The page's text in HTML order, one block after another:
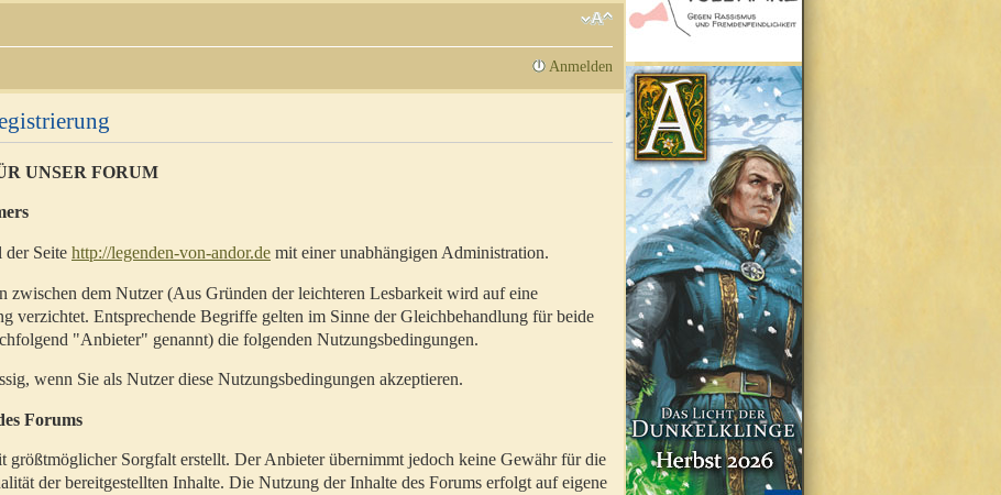
Anmelden
UNSER FORUM
der Seite http://legenden-von-andor.de mit einer unabhängigen Administration.
zwischen dem Nutzer (Aus Gründen der leichteren Lesbarkeit wird auf eine
verzichtet. Entsprechende Begriffe gelten im Sinne der Gleichbehandlung für beide
"Anbieter" genannt) die folgenden Nutzungsbedingungen.
wenn Sie als Nutzer diese Nutzungsbedingungen akzeptieren.
Forums
größtmöglicher Sorgfalt erstellt. Der Anbieter übernimmt jedoch keine Gewähr für die
der bereitgestellten Inhalte. Die Nutzung der Inhalte des Forums erfolgt auf eigene